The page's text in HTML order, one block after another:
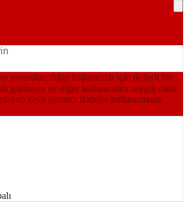
yorumlar, diğer kullanıcılar için değerli bir
görüşlere ve diğer kullanıcılara saygılı olun.
veya ayrımcı ifadeler kullanmaktan